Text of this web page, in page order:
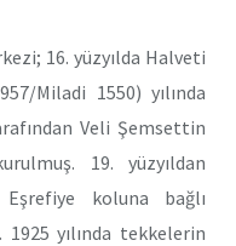
16. yüzyılda Halveti
Miladi 1550) yılında
Veli Şemsettin
19. yüzyıldan
koluna bağlı
yılında tekkelerin